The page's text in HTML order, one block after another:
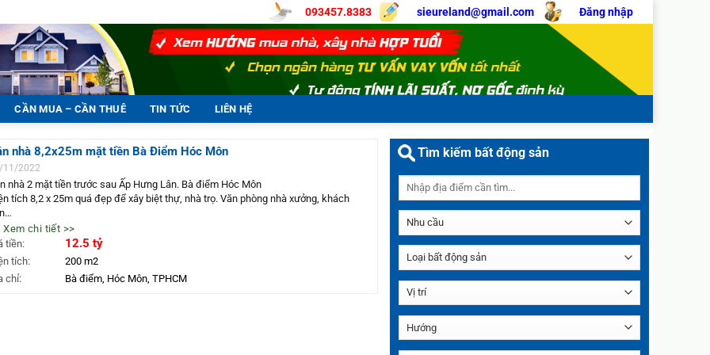
093457.8383 sieureland@gmail.com Đăng nhập
CẦN MUA – CẦN THUÊ TIN TỨC LIÊN HỆ
nhà 8,2x25m mặt tiền Bà Điểm Hóc Môn
11/2022
nhà 2 mặt tiền trước sau Ấp Hưng Lân. Bà điểm Hóc Môn
tích 8,2 x 25m quá đẹp để xây biệt thự, nhà trọ. Văn phòng nhà xưởng, khách
12,5 tỷ TL
trạng gồm nhà 1 lầu đẹp và đất trống thổ cư
quá đẹp. Gần sát nhã ba Bà điểm 6 và đường ấp Hưng Lân. Cách Nguyễn Ảnh
200m. Gần bến xe an sương và ngã tư an sương. Giao thông tiện đi về trung tâm
gần
Xem chi tiết >>
tiền:
12.5 tỷ
tích:
200 m2
chỉ:
Bà điểm, Hóc Môn, TPHCM
Tìm kiếm bất động sản